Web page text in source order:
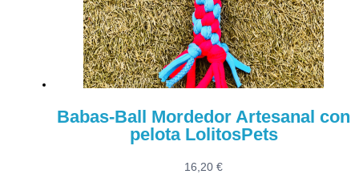
Babas-Ball Mordedor Artesanal con
pelota LolitosPets
16,20 €